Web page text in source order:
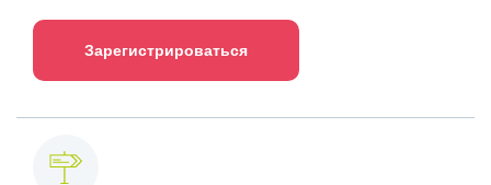
Зарегистрироваться